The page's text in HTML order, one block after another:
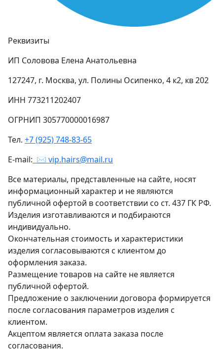
Реквизиты
ИП Соловова Елена Анатольевна
127247, г. Москва, ул. Полины Осипенко, 4 к2, кв 202
ИНН 773211202407
ОГРНИП 305770000016987
Тел. +7 (925) 748-83-65
E-mail: ✉ vip.hairs@mail.ru
Все материалы, представленные на сайте, носят
информационный характер и не являются
публичной офертой в соответствии со ст. 437 ГК РФ.
Изделия изготавливаются и подбираются
индивидуально.
Окончательная стоимость и характеристики
изделия согласовываются с клиентом до
оформления заказа.
Размещение товаров на сайте не является
публичной офертой.
Предложение о заключении договора формируется
после согласования параметров изделия с
клиентом.
Акцептом является оплата заказа после
согласования.